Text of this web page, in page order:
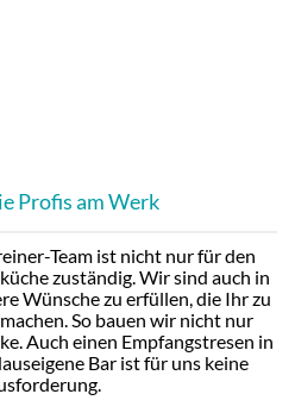
Profis am Werk
Team ist nicht nur für den
zuständig. Wir sind auch in
Wünsche zu erfüllen, die Ihr zu
So bauen wir nicht nur
Auch einen Empfangstresen in
Bar ist für uns keine